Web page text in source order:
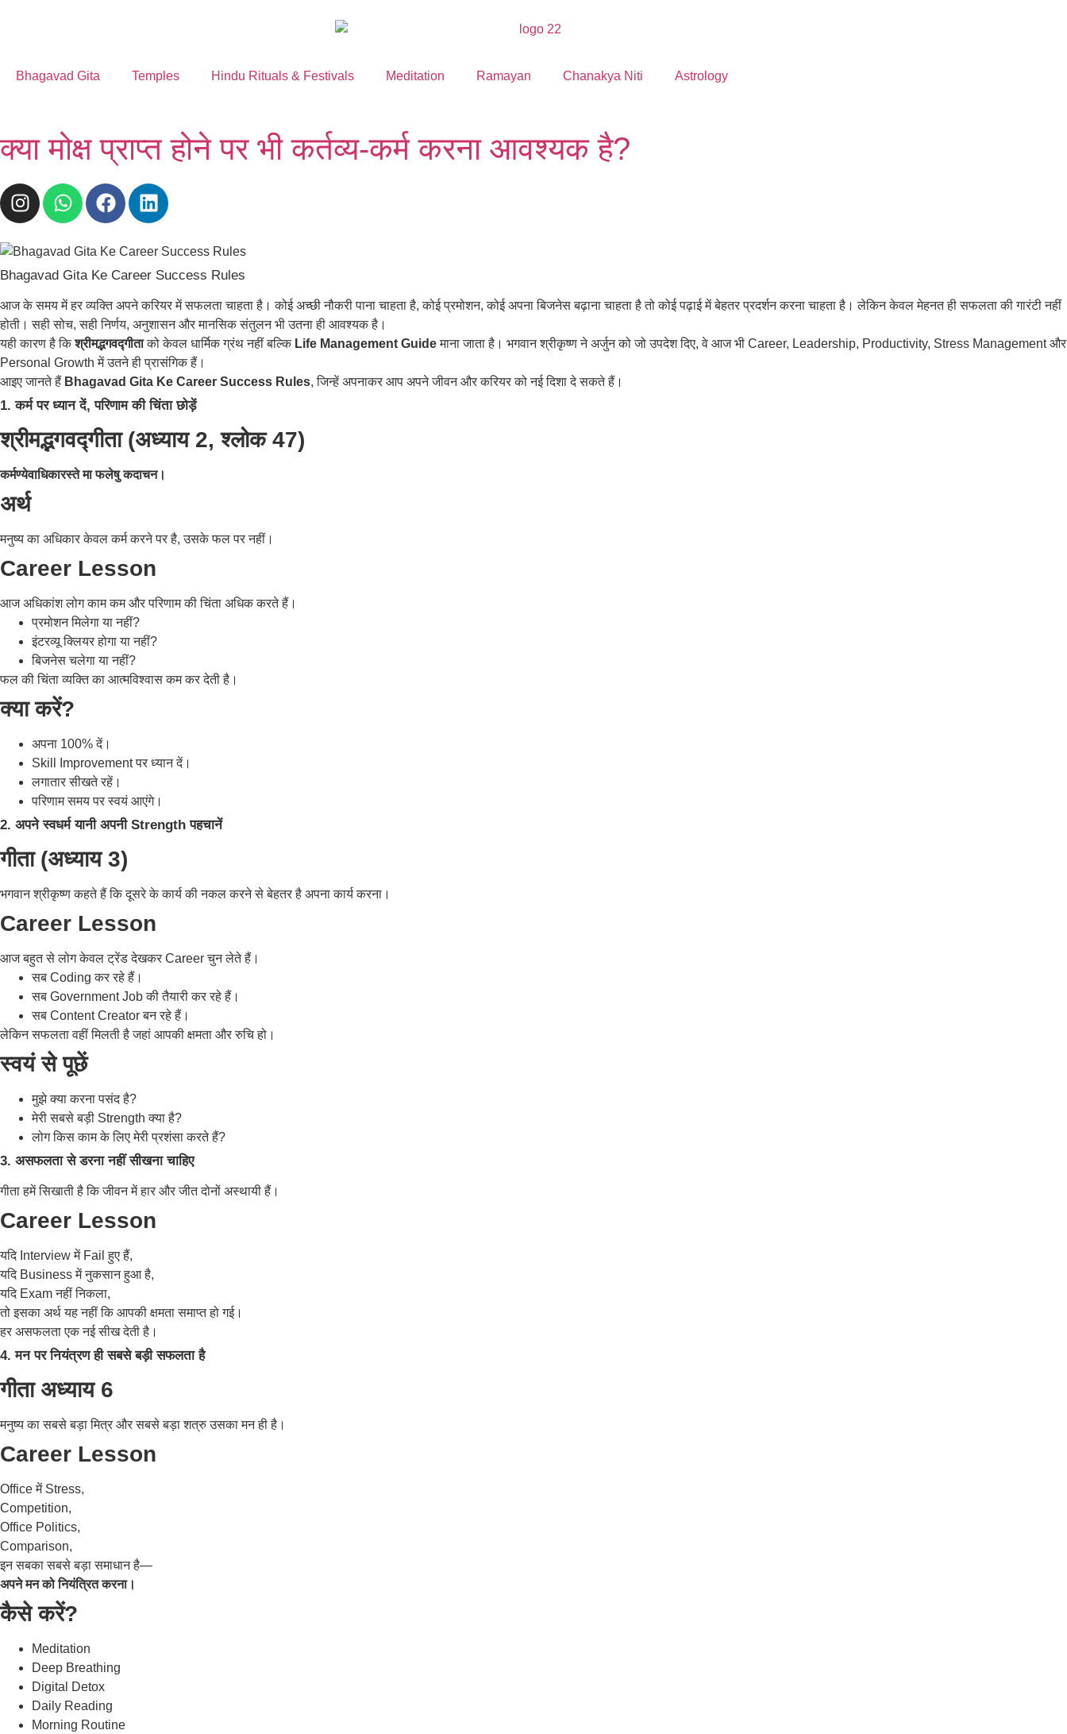
Bhagavad Gita Temples Hindu Rituals & Festivals Meditation Ramayan Chanakya Niti Astrology
क्या मोक्ष प्राप्त होने पर भी कर्तव्य-कर्म करना आवश्यक है?
Bhagavad Gita Ke Career Success Rules
आज के समय में हर व्यक्ति अपने करियर में सफलता चाहता है। कोई अच्छी नौकरी पाना चाहता है, कोई प्रमोशन, कोई अपना बिजनेस बढ़ाना चाहता है तो कोई पढ़ाई में बेहतर प्रदर्शन करना चाहता है। लेकिन केवल मेहनत ही सफलता की गारंटी नहीं
होती। सही सोच, सही निर्णय, अनुशासन और मानसिक संतुलन भी उतना ही आवश्यक है।
यही कारण है किश्रीमद्भगवद्गीताको केवल धार्मिक ग्रंथ नहीं बल्कि Life Management Guideमाना जाता है। भगवान श्रीकृष्ण ने अर्जुन को जो उपदेश दिए, वे आज भी Career, Leadership, Productivity, Stress Management और
Personal Growth में उतने ही प्रासंगिक हैं।
आइए जानते हैं Bhagavad Gita Ke Career Success Rules, जिन्हें अपनाकर आप अपने जीवन और करियर को नई दिशा दे सकते हैं।
1. कर्म पर ध्यान दें, परिणाम की चिंता छोड़ें
श्रीमद्भगवद्गीता (अध्याय 2, श्लोक 47)
कर्मण्येवाधिकारस्ते मा फलेषु कदाचन।
अर्थ
मनुष्य का अधिकार केवल कर्म करने पर है, उसके फल पर नहीं।
Career Lesson
आज अधिकांश लोग काम कम और परिणाम की चिंता अधिक करते हैं।
प्रमोशन मिलेगा या नहीं?
इंटरव्यू क्लियर होगा या नहीं?
बिजनेस चलेगा या नहीं?
फल की चिंता व्यक्ति का आत्मविश्वास कम कर देती है।
क्या करें?
अपना 100% दें।
Skill Improvement पर ध्यान दें।
लगातार सीखते रहें।
परिणाम समय पर स्वयं आएंगे।
2. अपने स्वधर्म यानी अपनी Strength पहचानें
गीता (अध्याय 3)
भगवान श्रीकृष्ण कहते हैं कि दूसरे के कार्य की नकल करने से बेहतर है अपना कार्य करना।
Career Lesson
आज बहुत से लोग केवल ट्रेंड देखकर Career चुन लेते हैं।
सब Coding कर रहे हैं।
सब Government Job की तैयारी कर रहे हैं।
सब Content Creator बन रहे हैं।
लेकिन सफलता वहीं मिलती है जहां आपकी क्षमता और रुचि हो।
स्वयं से पूछें
मुझे क्या करना पसंद है?
मेरी सबसे बड़ी Strength क्या है?
लोग किस काम के लिए मेरी प्रशंसा करते हैं?
3. असफलता से डरना नहीं सीखना चाहिए
गीता हमें सिखाती है कि जीवन में हार और जीत दोनों अस्थायी हैं।
Career Lesson
यदि Interview में Fail हुए हैं,
यदि Business में नुकसान हुआ है,
यदि Exam नहीं निकला,
तो इसका अर्थ यह नहीं कि आपकी क्षमता समाप्त हो गई।
हर असफलता एक नई सीख देती है।
4. मन पर नियंत्रण ही सबसे बड़ी सफलता है
गीता अध्याय 6
मनुष्य का सबसे बड़ा मित्र और सबसे बड़ा शत्रु उसका मन ही है।
Career Lesson
Office में Stress,
Competition,
Office Politics,
Comparison,
इन सबका सबसे बड़ा समाधान है—
अपने मन को नियंत्रित करना।
कैसे करें?
Meditation
Deep Breathing
Digital Detox
Daily Reading
Morning Routine